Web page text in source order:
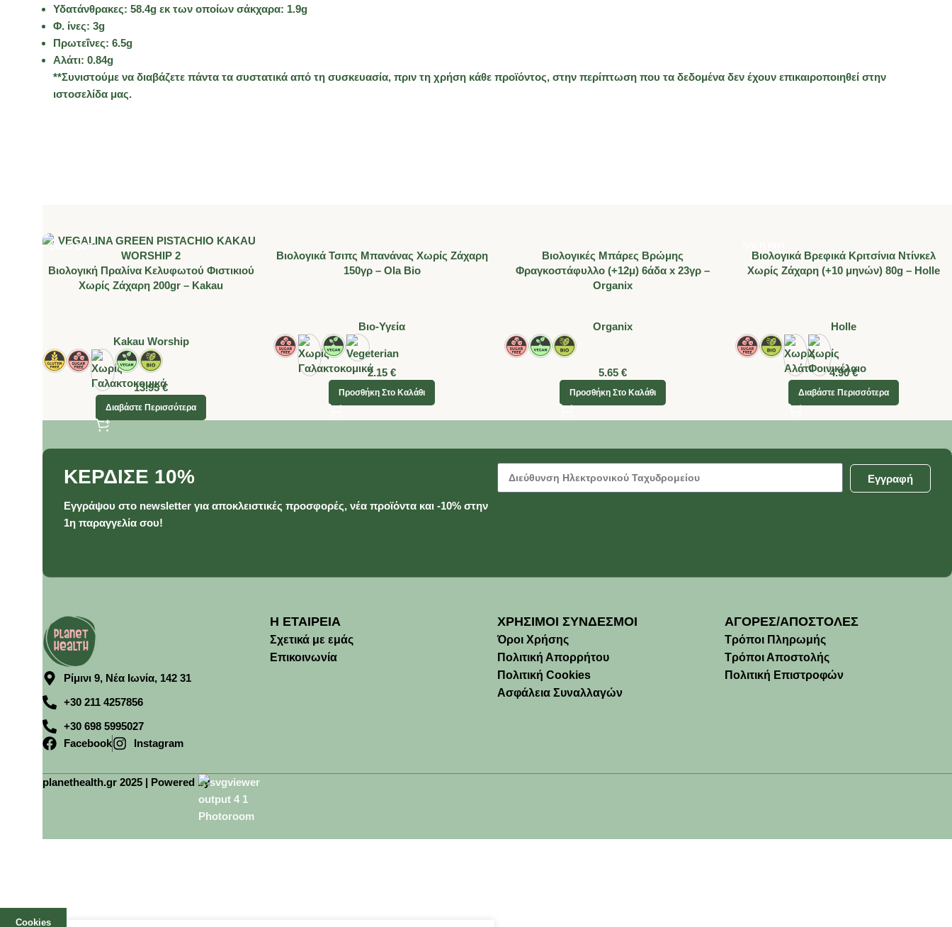
Υδατάνθρακες: 58.4g εκ των οποίων σάκχαρα: 1.9g
Φ. ίνες: 3g
Πρωτεΐνες: 6.5g
Αλάτι: 0.84g
**Συνιστούμε να διαβάζετε πάντα τα συστατικά από τη συσκευασία, πριν τη χρήση κάθε προϊόντος, στην περίπτωση που τα δεδομένα δεν έχουν επικαιροποιηθεί στην
ιστοσελίδα μας.
SOLD OUT
Βιολογική Πραλίνα Κελυφωτού Φιστικιού
Χωρίς Ζάχαρη 200gr – Kakau
Kakau Worship
13.95€
Διαβάστε Περισσότερα
Βιολογικά Τσιπς Μπανάνας Χωρίς Ζάχαρη
150γρ – Ola Bio
Βιο-Υγεία
2.15 €
Προσθήκη Στο Καλάθι
Βιολογικές Μπάρες Βρώμης
Φραγκοστάφυλλο (+12μ) 6άδα x 23γρ –
Organix
Organix
5.65 €
Προσθήκη Στο Καλάθι
Βιολογικά Βρεφικά Κριτσίνια Ντίνκελ
Χωρίς Ζάχαρη (+10 μηνών) 80g – Holle
Holle
4.90€
Διαβάστε Περισσότερα
ΚΕΡΔΙΣΕ 10%
Εγγράψου στο newsletter για αποκλειστικές προσφορές, νέα προϊόντα και -10% στην
1η παραγγελία σου!
Εγγραφή
Ρίμινι 9, Νέα Ιωνία, 142 31
+30 211 4257856
+30 698 5995027
Facebook
Instagram
Η ΕΤΑΙΡΕΙΑ
Σχετικά με εμάς
Επικοινωνία
ΧΡΗΣΙΜΟΙ ΣΥΝΔΕΣΜΟΙ
Όροι Χρήσης
Πολιτική Απορρήτου
Πολιτική Cookies
Ασφάλεια Συναλλαγών
ΑΓΟΡΕΣ/ΑΠΟΣΤΟΛΕΣ
Τρόποι Πληρωμής
Τρόποι Αποστολής
Πολιτική Επιστροφών
planethealth.gr 2025 | Powered by
Cookies